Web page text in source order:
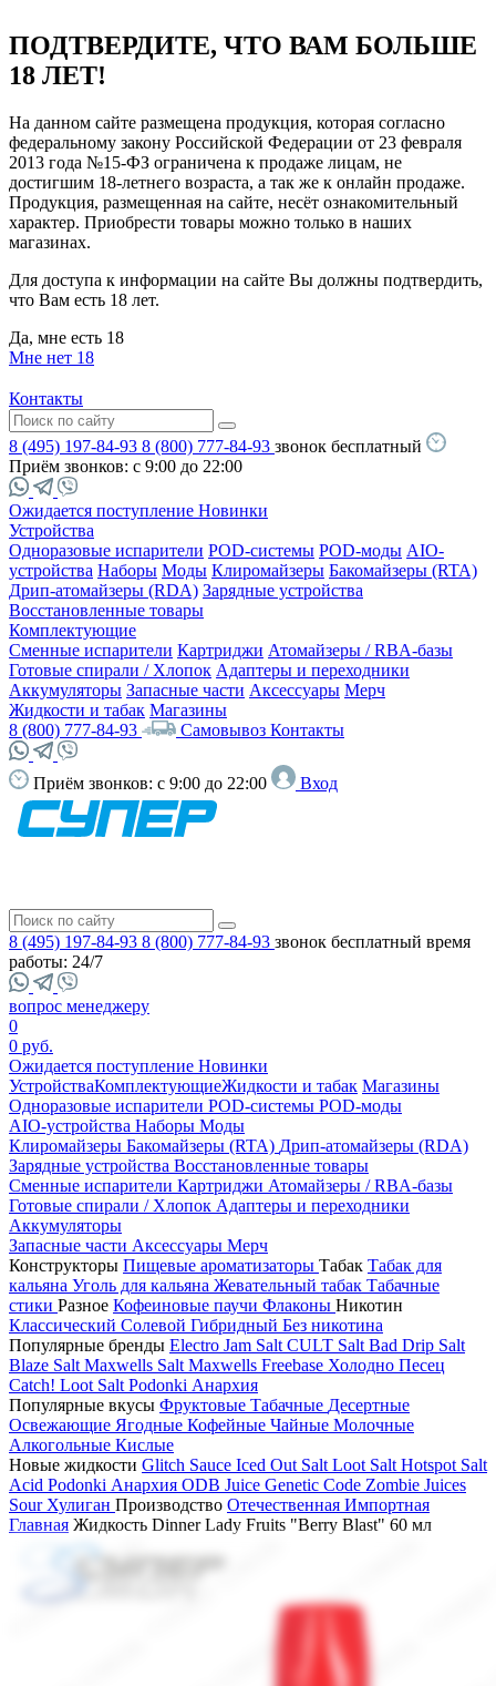
ПОДТВЕРДИТЕ, ЧТО ВАМ БОЛЬШЕ
18 ЛЕТ!
На данном сайте размещена продукция, которая согласно
федеральному закону Российской Федерации от 23 февраля
2013 года №15-ФЗ ограничена к продаже лицам, не
достигшим 18-летнего возраста, а так же к онлайн продаже.
Продукция, размещенная на сайте, несёт ознакомительный
характер. Приобрести товары можно только в наших
магазинах.
Для доступа к информации на сайте Вы должны подтвердить,
что Вам есть 18 лет.
Да, мне есть 18
Мне нет 18
Контакты
8 (495) 197-84-93 8 (800) 777-84-93 звонок бесплатный
Приём звонков: с 9:00 до 22:00
Ожидается поступление Новинки
Устройства
Одноразовые испарители POD-системы POD-моды AIO-
устройства Наборы Моды Клиромайзеры Бакомайзеры (RTA)
Дрип-атомайзеры (RDA) Зарядные устройства
Восстановленные товары
Комплектующие
Сменные испарители Картриджи Атомайзеры / RBA-базы
Готовые спирали / Хлопок Адаптеры и переходники
Аккумуляторы Запасные части Аксессуары Мерч
Жидкости и табак Магазины
8 (800) 777-84-93
Самовывоз Контакты
Приём звонков: с 9:00 до 22:00 Вход
8 (495) 197-84-93 8 (800) 777-84-93 звонок бесплатный время
работы: 24/7
вопрос менеджеру
0
0 руб.
Ожидается поступление Новинки
УстройстваКомплектующиеЖидкости и табак Магазины
Одноразовые испарители POD-системы POD-моды
AIO-устройства Наборы Моды
Клиромайзеры Бакомайзеры (RTA) Дрип-атомайзеры (RDA)
Зарядные устройства Восстановленные товары
Сменные испарители Картриджи Атомайзеры / RBA-базы
Готовые спирали / Хлопок Адаптеры и переходники
Аккумуляторы
Запасные части Аксессуары Мерч
Конструкторы Пищевые ароматизаторы Табак Табак для
кальяна Уголь для кальяна Жевательный табак Табачные
стики Разное Кофеиновые паучи Флаконы Никотин
Классический Солевой Гибридный Без никотина
Популярные бренды Electro Jam Salt CULT Salt Bad Drip Salt
Blaze Salt Maxwells Salt Maxwells Freebase Холодно Песец
Catch! Loot Salt Podonki Анархия
Популярные вкусы Фруктовые Табачные Десертные
Освежающие Ягодные Кофейные Чайные Молочные
Алкогольные Кислые
Новые жидкости Glitch Sauce Iced Out Salt Loot Salt Hotspot Salt
Acid Podonki Анархия ODB Juice Genetic Code Zombie Juices
Sour Хулиган Производство Отечественная Импортная
Главная Жидкость Dinner Lady Fruits "Berry Blast" 60 мл